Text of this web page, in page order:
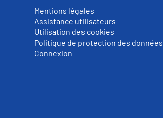
Mentions légales
Assistance utilisateurs
Utilisation des cookies
Politique de protection des données
Connexion